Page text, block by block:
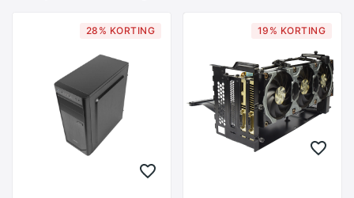
28% KORTING 19% KORTING